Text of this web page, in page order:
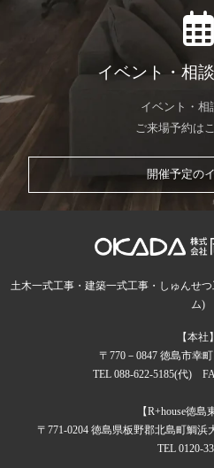
イベント・相
イベント・相
ご来場予約は
開催予定の
土木一式工事・建築一式工事・しゅんせ
ム)
【本社】
〒770－0847 徳島市幸
TEL 088-622-5185(代)
【R+house徳島
〒771-0204 徳島県板野郡北島町鯛浜
TEL 0120-